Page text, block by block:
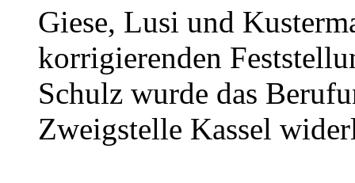
Giese, Lusi und
korrigierenden
Schulz wurde das
Zweigstelle Kassel